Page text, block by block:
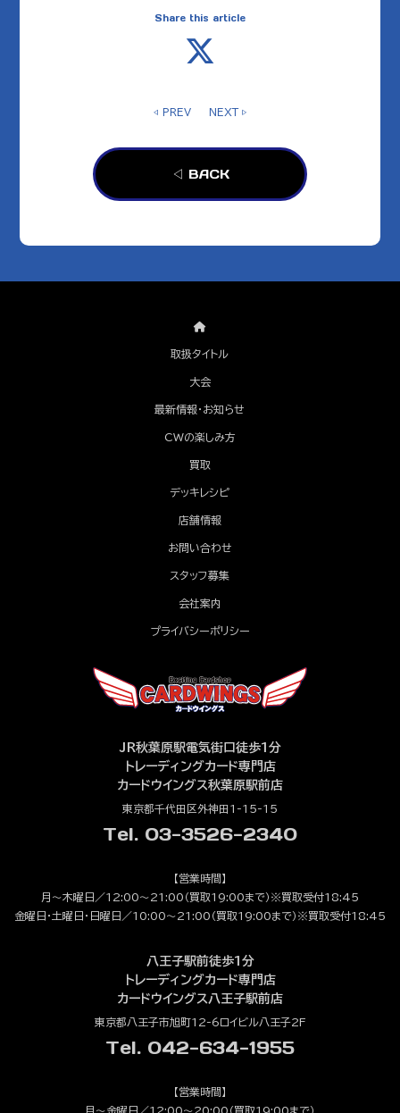
Share this article
◁ PREV NEXT ▷
◁ BACK
取扱タイトル
大会
最新情報・お知らせ
CWの楽しみ方
買取
デッキレシピ
店舗情報
お問い合わせ
スタッフ募集
会社案内
プライバシーポリシー
JR秋葉原駅電気街口徒歩1分
トレーディングカード専門店
カードウイングス秋葉原駅前店
東京都千代田区外神田1-15-15
Tel. 03-3526-2340
【営業時間】
月～木曜日／12:00～21:00（買取19:00まで）※買取受付18:45
金曜日・土曜日・日曜日／10:00～21:00（買取19:00まで）※買取受付18:45
八王子駅前徒歩1分
トレーディングカード専門店
カードウイングス八王子駅前店
東京都八王子市旭町12-6ロイビル八王子2F
Tel. 042-634-1955
【営業時間】
月～金曜日／12:00～20:00（買取19:00まで）